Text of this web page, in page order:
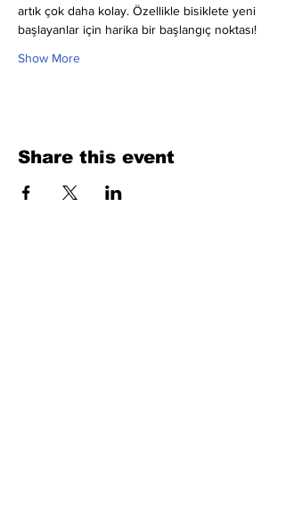
artık çok daha kolay. Özellikle bisiklete yeni
başlayanlar için harika bir başlangıç noktası!
Show More
Share this event